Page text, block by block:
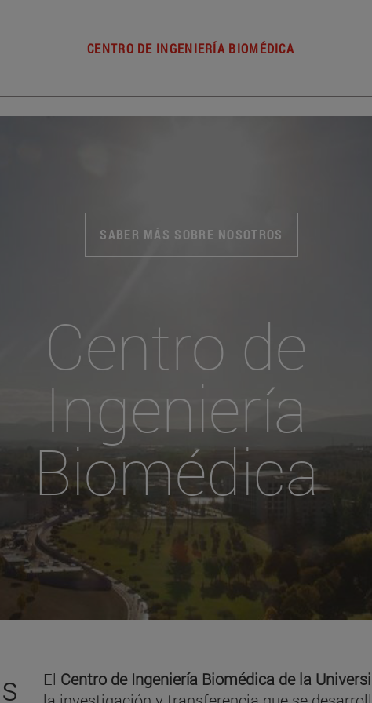
CENTRO DE INGENIERÍA BIOMÉDICA
SABER MÁS SOBRE NOSOTROS
Centro de
Ingeniería
Biomédica
El Centro de Ingeniería Biomédica de la